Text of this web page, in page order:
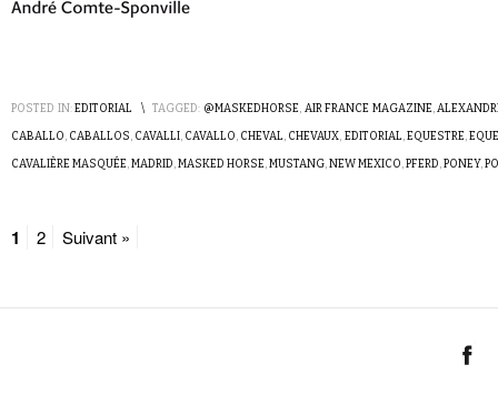
POSTED IN: EDITORIAL \ TAGGED: @MASKEDHORSE, AIR FRANCE MAGAZINE,
CABALLO, CABALLOS, CAVALLI, CAVALLO, CHEVAL, CHEVAUX, EDITORIAL,EQUESTRE,
CAVALIÈRE MASQUÉE,MADRID,MASKED HORSE,MUSTANG,NEW MEXICO,PFERD,PONEY,
1 2 Suivant »